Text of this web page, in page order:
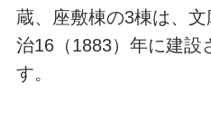
蔵、座敷棟の3棟は、
治16（1883）年に建設
す。